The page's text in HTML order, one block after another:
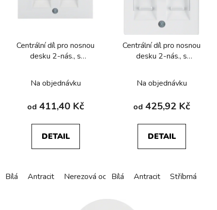
Centrální díl pro nosnou
desku 2-nás., s
protiprachovými krytkami
Berker K.1/K.5
Na objednávku
od 411,40 Kč
DETAIL
Bílá Antracit Nerezová ocel Alu elox
Centrální díl pro nosnou
desku 2-nás., s
protiprachovými krytkami
Berker Q.1/Q.3/Q.7/Q.9
Na objednávku
od 425,92 Kč
DETAIL
Bílá Antracit Stříbrná